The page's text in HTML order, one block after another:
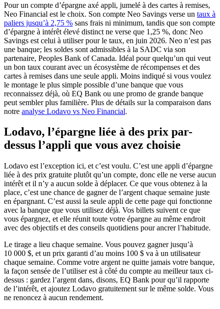
Pour un compte d’épargne axé appli, jumelé à des cartes à remises,
Neo Financial est le choix. Son compte Neo Savings verse un taux à
paliers jusqu’à 2,75 %(s'ouvre dans un nouvel onglet)
sans frais ni minimum, tandis que son compte
d’épargne à intérêt élevé distinct ne verse que 1,25 %, donc Neo
Savings est celui à utiliser pour le taux, en juin 2026. Neo n’est pas
une banque; les soldes sont admissibles à la SADC via son
partenaire, Peoples Bank of Canada. Idéal pour quelqu’un qui veut
un bon taux courant avec un écosystème de récompenses et des
cartes à remises dans une seule appli. Moins indiqué si vous voulez
le montage le plus simple possible d’une banque que vous
reconnaissez déjà, où EQ Bank ou une promo de grande banque
peut sembler plus familière. Plus de détails sur la comparaison dans
notre analyse Lodavo vs Neo Financial.
Lodavo, l’épargne liée à des prix par-
dessus l’appli que vous avez choisie
Lodavo est l’exception ici, et c’est voulu. C’est une appli d’épargne
liée à des prix gratuite plutôt qu’un compte, donc elle ne verse aucun
intérêt et il n’y a aucun solde à déplacer. Ce que vous obtenez à la
place, c’est une chance de gagner de l’argent chaque semaine juste
en épargnant. C’est aussi la seule appli de cette page qui fonctionne
avec la banque que vous utilisez déjà. Vos billets suivent ce que
vous épargnez, et elle réunit toute votre épargne au même endroit
avec des objectifs et des conseils quotidiens pour ancrer l’habitude.
Le tirage a lieu chaque semaine. Vous pouvez gagner jusqu’à
10 000 $, et un prix garanti d’au moins 100 $ va à un utilisateur
chaque semaine. Comme votre argent ne quitte jamais votre banque,
la façon sensée de l’utiliser est à côté du compte au meilleur taux ci-
dessus : gardez l’argent dans, disons, EQ Bank pour qu’il rapporte
de l’intérêt, et ajoutez Lodavo gratuitement sur le même solde. Vous
ne renoncez à aucun rendement.